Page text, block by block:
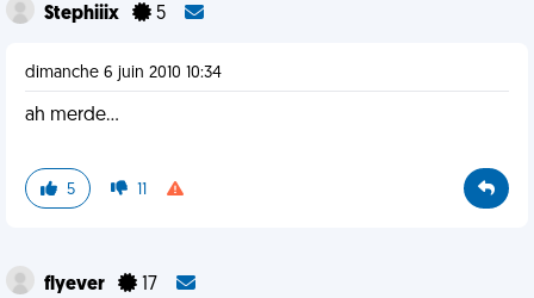
Stephiiix 5
dimanche 6 juin 2010 10:34
ah merde...
5 11
flyever 17